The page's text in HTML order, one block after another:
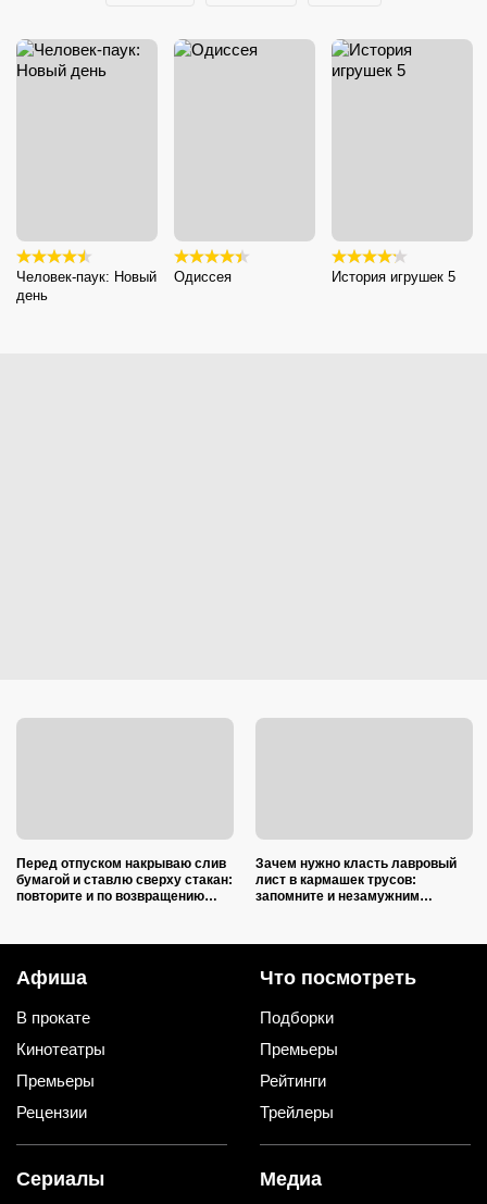
Человек-паук: Новый
день
Одиссея История игрушек 5
Перед отпуском накрываю слив
бумагой и ставлю сверху стакан:
повторите и по возвращению
Зачем нужно класть лавровый
лист в кармашек трусов:
запомните и незамужним
Афиша
В прокате
Кинотеатры
Премьеры
Рецензии
Что посмотреть
Подборки
Премьеры
Рейтинги
Трейлеры
Сериалы Медиа